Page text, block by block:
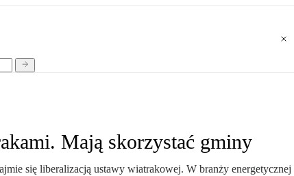
Mają skorzystać gminy
się liberalizacją ustawy wiatrakowej. W branży